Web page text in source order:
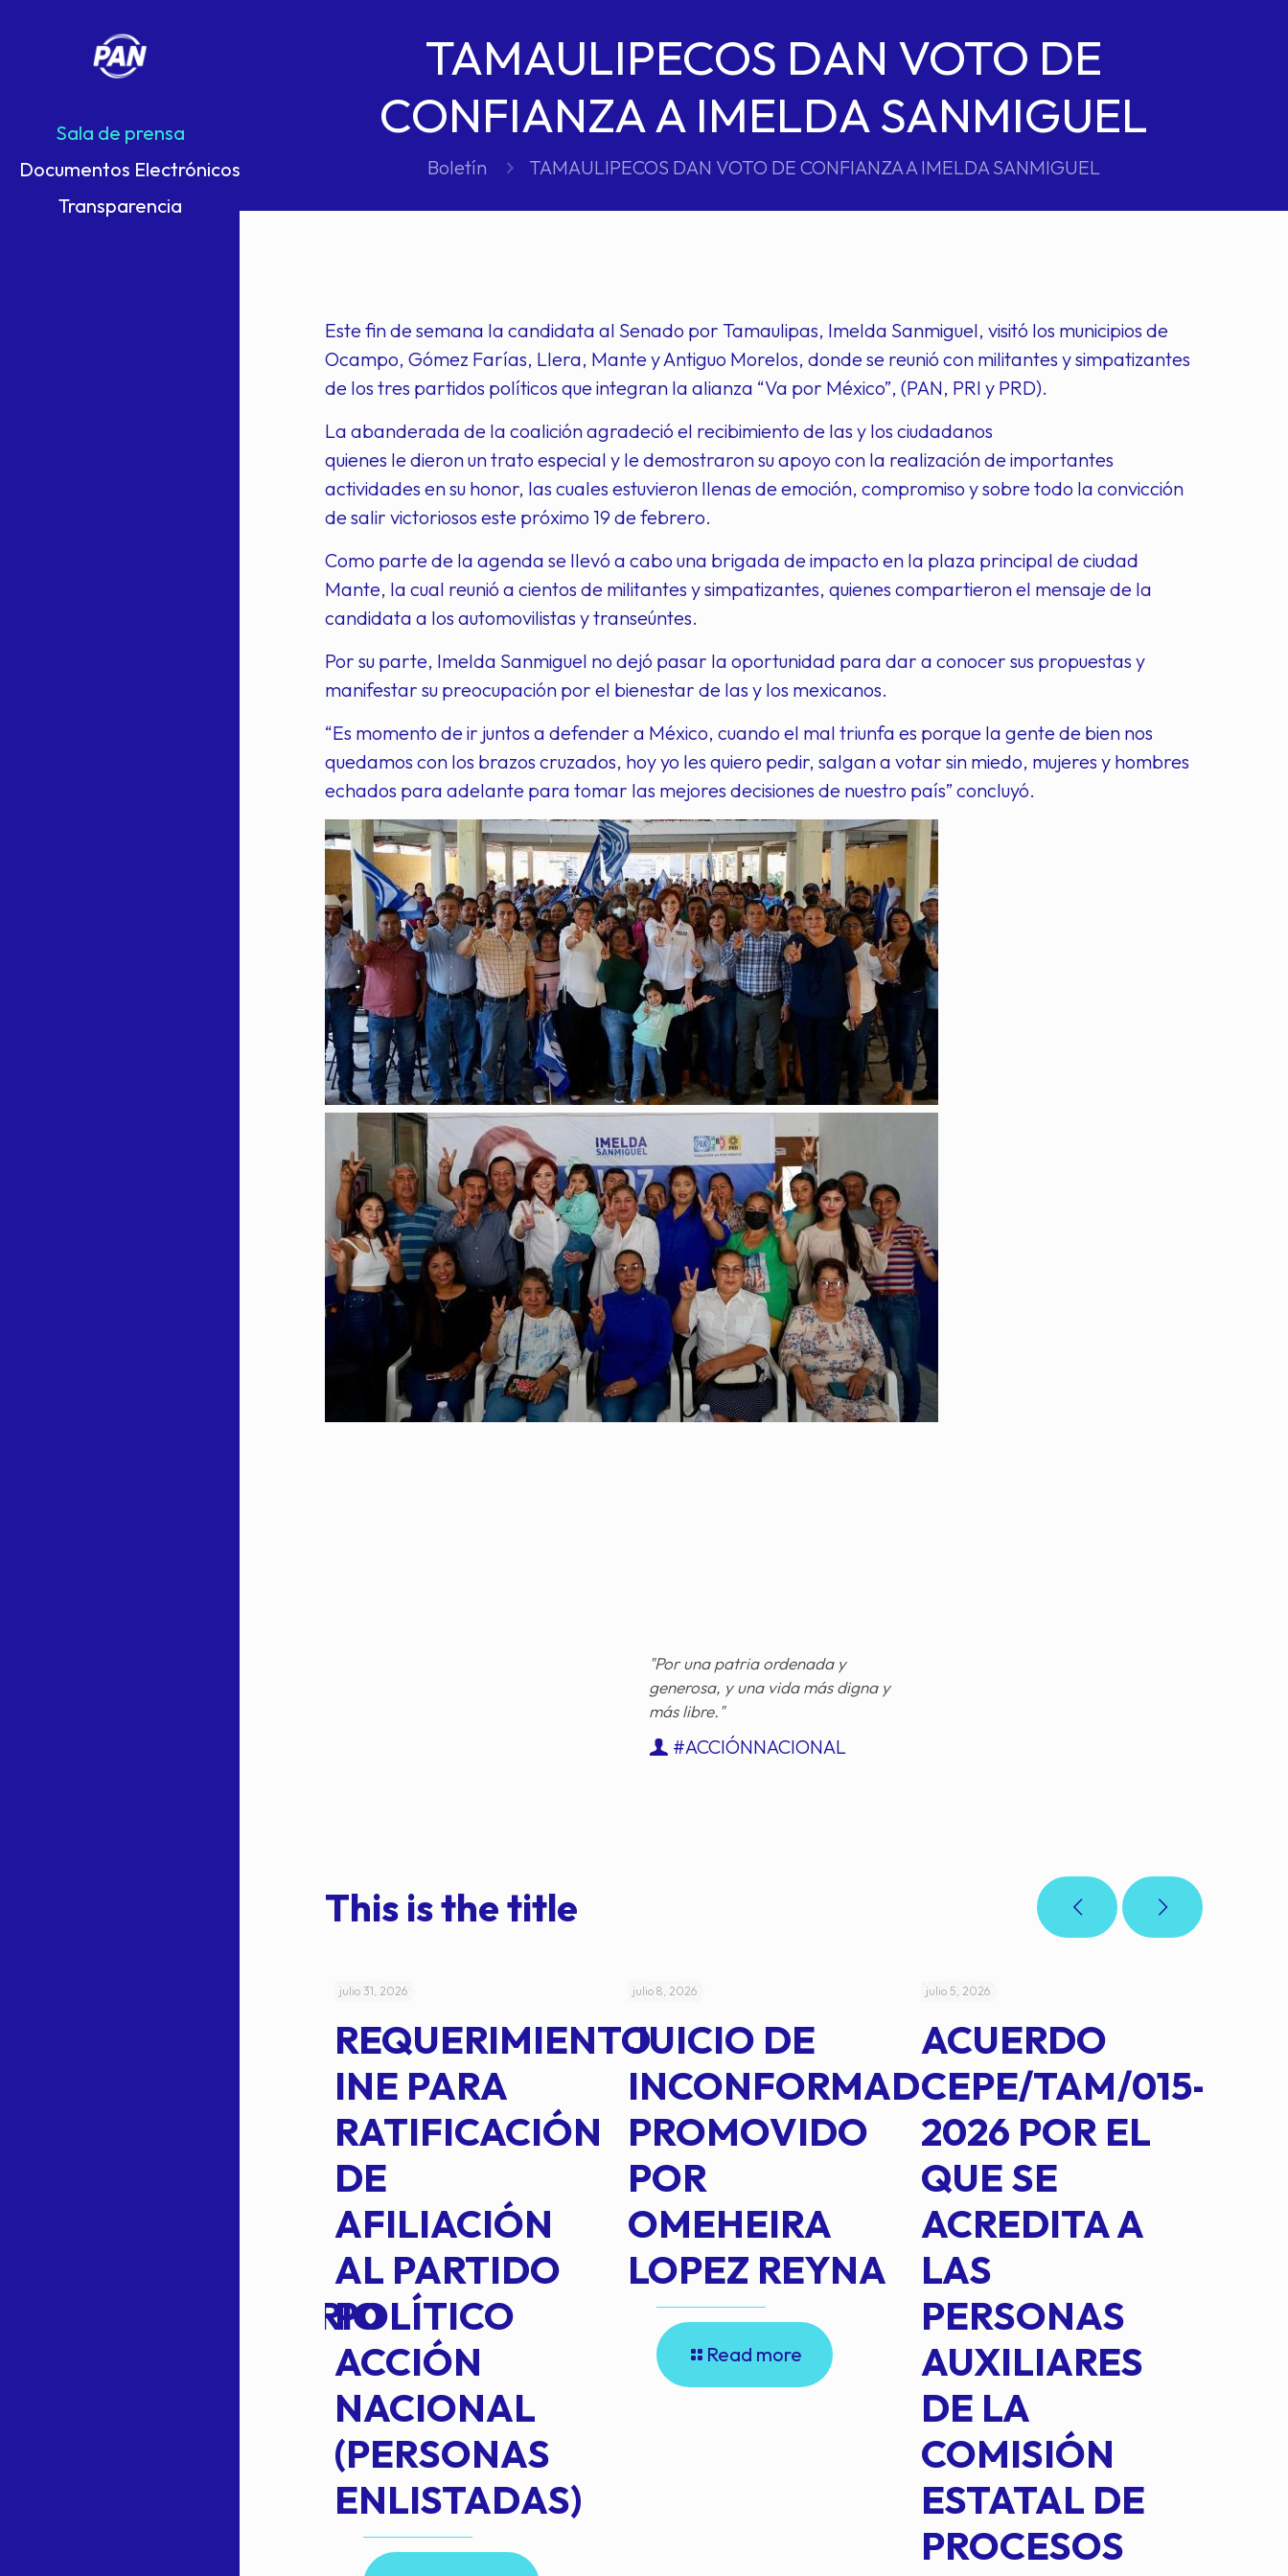
Sala de prensa
Documentos Electrónicos
Transparencia
TAMAULIPECOS DAN VOTO DE
CONFIANZA A IMELDA SANMIGUEL
Boletín TAMAULIPECOS DAN VOTO DE CONFIANZA A IMELDA SANMIGUEL
Este fin de semana la candidata al Senado por Tamaulipas, Imelda Sanmiguel, visitó los municipios de
Ocampo, Gómez Farías, Llera, Mante y Antiguo Morelos, donde se reunió con militantes y simpatizantes
de los tres partidos políticos que integran la alianza “Va por México”, (PAN, PRI y PRD).
La abanderada de la coalición agradeció el recibimiento de las y los ciudadanos
quienes le dieron un trato especial y le demostraron su apoyo con la realización de importantes
actividades en su honor, las cuales estuvieron llenas de emoción, compromiso y sobre todo la convicción
de salir victoriosos este próximo 19 de febrero.
Como parte de la agenda se llevó a cabo una brigada de impacto en la plaza principal de ciudad
Mante, la cual reunió a cientos de militantes y simpatizantes, quienes compartieron el mensaje de la
candidata a los automovilistas y transeúntes.
Por su parte, Imelda Sanmiguel no dejó pasar la oportunidad para dar a conocer sus propuestas y
manifestar su preocupación por el bienestar de las y los mexicanos.
“Es momento de ir juntos a defender a México, cuando el mal triunfa es porque la gente de bien nos
quedamos con los brazos cruzados, hoy yo les quiero pedir, salgan a votar sin miedo, mujeres y hombres
echados para adelante para tomar las mejores decisiones de nuestro país” concluyó.
"Por una patria ordenada y
generosa, y una vida más digna y
más libre."
#ACCIÓNNACIONAL
This is the title
EXTRAORDINARIO
julio 31, 2026
REQUERIMIENTO
INE PARA
RATIFICACIÓN
DE
AFILIACIÓN
AL PARTIDO
POLÍTICO
ACCIÓN
NACIONAL
(PERSONAS
ENLISTADAS)
julio 8, 2026
JUICIO DE
INCONFORMAD
PROMOVIDO
POR
OMEHEIRA
LOPEZ REYNA
Read more
julio 5, 2026
ACUERDO
CEPE/TAM/015-
2026 POR EL
QUE SE
ACREDITA A
LAS
PERSONAS
AUXILIARES
DE LA
COMISIÓN
ESTATAL DE
PROCESOS